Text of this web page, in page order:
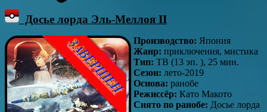
Досье лорда Эль-Меллоя II
Производство: Япония
Жанр: приключения, мистика
Тип: ТВ (13 эп. ), 25 мин.
Сезон: лето-2019
Основа: ранобе
Режиссёр: Като Макото
Снято по ранобе: Досье лорда